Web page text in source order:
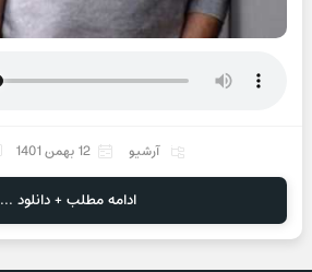
آرشیو 12 بهمن 1401
ادامه مطلب + دانلود ...